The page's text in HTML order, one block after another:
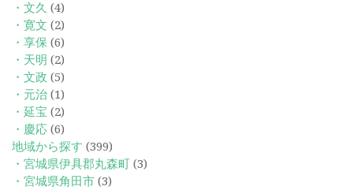
・文久 (4)
・寛文 (2)
・享保 (6)
・天明 (2)
・文政 (5)
・元治 (1)
・延宝 (2)
・慶応 (6)
地域から探す (399)
・宮城県伊具郡丸森町 (3)
・宮城県角田市 (3)